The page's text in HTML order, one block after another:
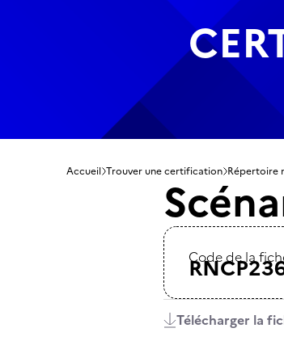
Accueil Trouver une certification Répertoire
Code de la
Télécharger la